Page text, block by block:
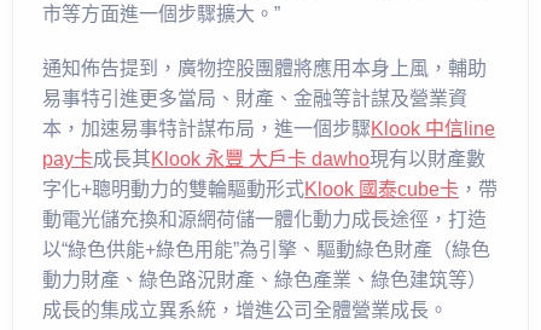
市等方面進一個步驟擴大。”
通知佈告提到，廣物控股團體將應用本身上風，輔助
易事特引進更多當局、財產、金融等計謀及營業資
本，加速易事特計謀布局，進一個步驟Klook 中信line
pay卡成長其Klook 永豐 大戶卡 dawho現有以財產數
字化+聰明動力的雙輪驅動形式Klook 國泰cube卡 ，帶
動電光儲充換和源網荷儲一體化動力成長途徑，打造
以“綠色供能+綠色用能”為引擎、驅動綠色財產（綠色
動力財產、綠色路況財產、綠色產業、綠色建筑等）
成長的集成立異系統，增進公司全體營業成長。